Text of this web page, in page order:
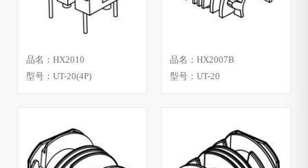
品名：HX2010
型号：UT-20(4P)
品名：HX2007B
型号：UT-20